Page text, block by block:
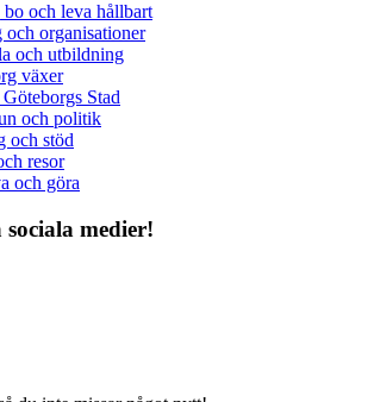
och leva hållbart
och organisationer
och utbildning
växer
Stad
och politik
och stöd
resor
och göra
sociala medier!